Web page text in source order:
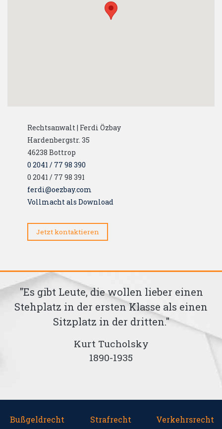
Rechtsanwalt | Ferdi Özbay
Hardenbergstr. 35
46238 Bottrop
0 2041 / 77 98 390
0 2041 / 77 98 391
ferdi@oezbay.com
Vollmacht als Download
Jetzt kontaktieren
"Es gibt Leute, die wollen lieber einen
Stehplatz in der ersten Klasse als einen
Sitzplatz in der dritten."
Kurt Tucholsky
1890-1935
Bußgeldrecht Strafrecht Verkehrsrecht